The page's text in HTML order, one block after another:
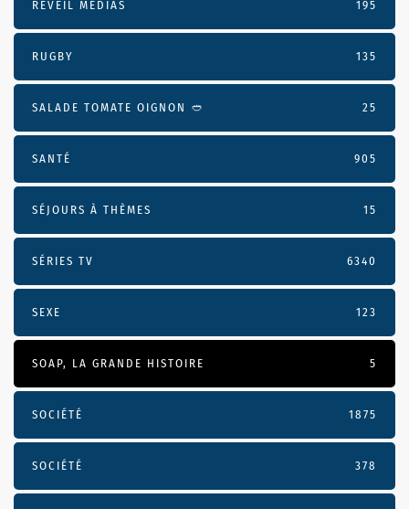
RÉVEIL MÉDIAS 195
RUGBY 135
SALADE TOMATE OIGNON 🥙 25
SANTÉ 905
SÉJOURS À THÈMES 15
SÉRIES TV 6340
SEXE 123
SOAP, LA GRANDE HISTOIRE 5
SOCIÉTÉ 1875
SOCIÉTÉ 378